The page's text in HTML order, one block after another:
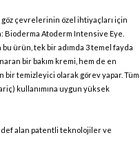
çevrelerinin özel ihtiyaçları için
Bioderma Atoderm Intensive Eye.
ürün, tek bir adımda 3 temel fayda
bir bakım kremi, hem de en
bir temizleyici olarak görev yapar. Tüm
kullanımına uygun yüksek
alan patentli teknolojiler ve